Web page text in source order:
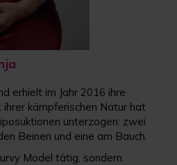
erhielt im Jahr 2016 ihre
kämpferischen Natur hat
unterzogen: zwei
Beinen und eine am Bauch.
Model tätig, sondern